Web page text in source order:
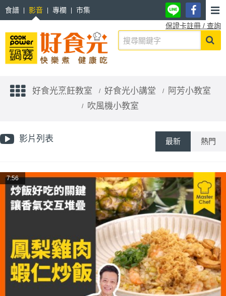
食譜 影音 專欄
市集
保證卡註冊 / 查詢
好食光烹飪教室 好食光小講堂
阿芳小教室
吹風機小教室
影片列表 最新 熱門
7:56